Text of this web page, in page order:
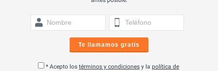
Te llamamos gratis
* Acepto los términos y condiciones y la política de